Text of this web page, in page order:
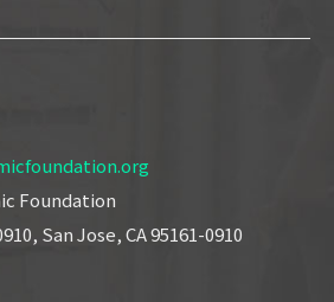
Foundation
San Jose, CA 95161-0910